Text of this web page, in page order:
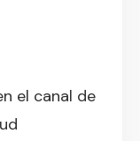
el canal de